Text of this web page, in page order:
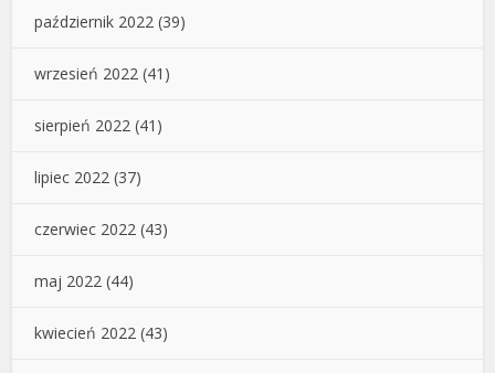
październik 2022 (39)
wrzesień 2022 (41)
sierpień 2022 (41)
lipiec 2022 (37)
czerwiec 2022 (43)
maj 2022 (44)
kwiecień 2022 (43)